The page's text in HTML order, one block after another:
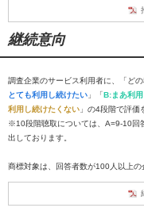
継続意向
調査企業のサービス利用者に、「ど
とても利用し続けたい 」「B:まあ利
利用し続けたくない 」の4段階で評価
※10段階聴取については、A=9-10回
出しております。
商標対象は、回答者数が100人以上の